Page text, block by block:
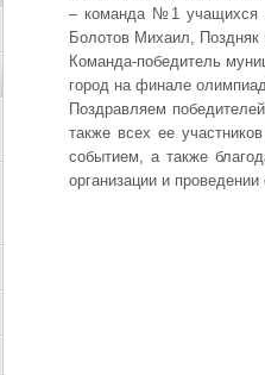
– команда №1
Болотов Михаил,
Команда-победитель
город на финале
Поздравляем
также всех ее
событием, а также
организации и